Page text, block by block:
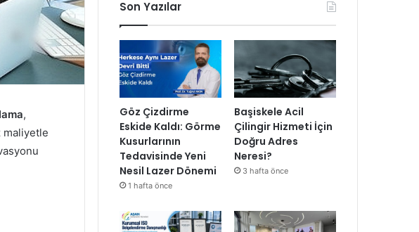
,
maliyetle
Son Yazılar
Göz Çizdirme
Eskide Kaldı: Görme
Kusurlarının
Tedavisinde Yeni
Nesil Lazer Dönemi
1 hafta önce
Başiskele Acil
Çilingir Hizmeti İçin
Doğru Adres
Neresi?
3 hafta önce